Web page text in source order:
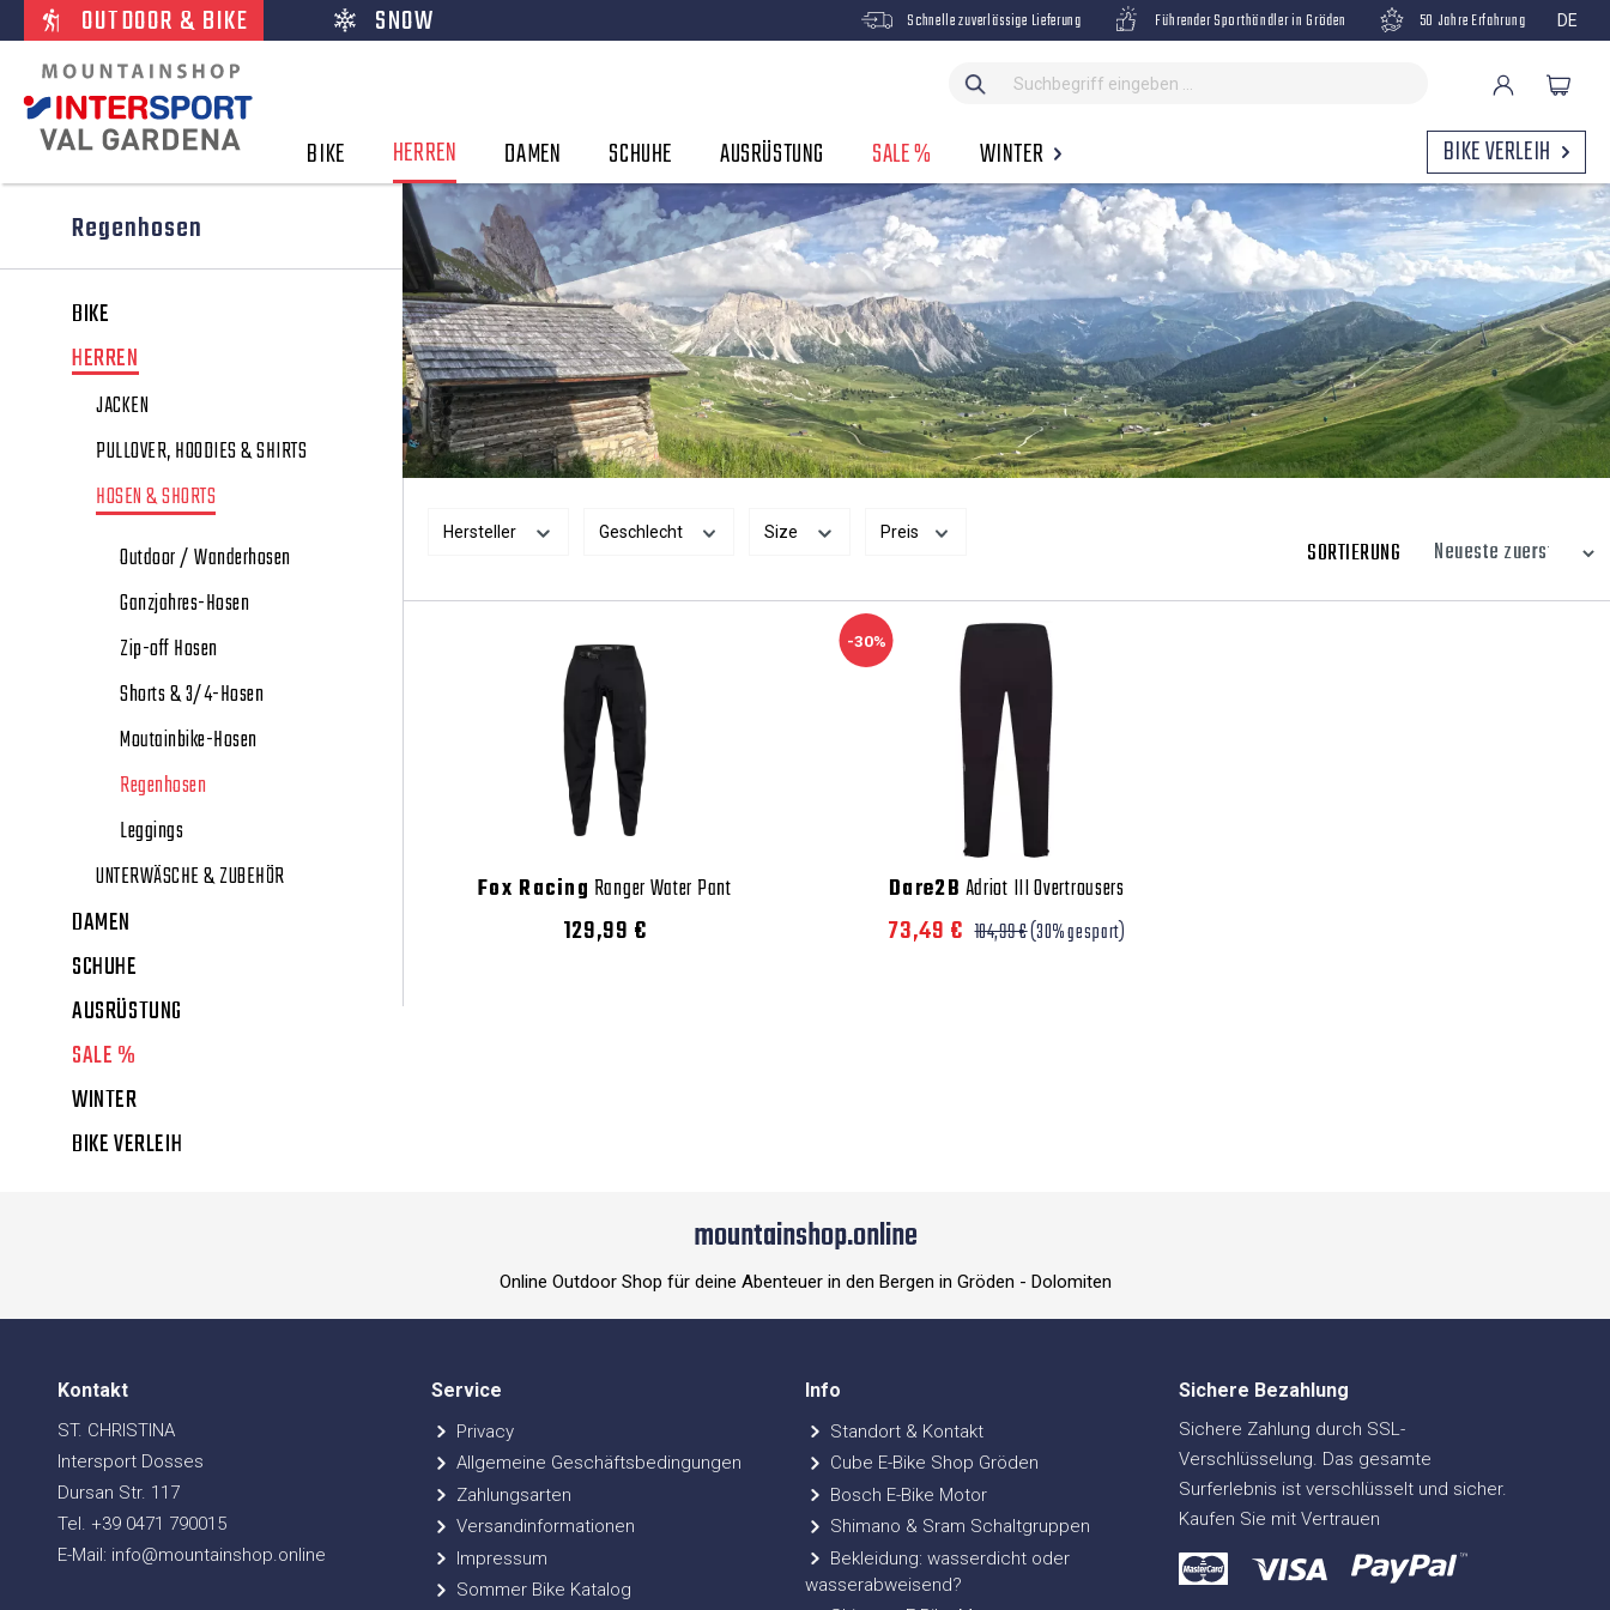
OUTDOOR & BIKE SNOW Schnelle zuverlässige Lieferung Führender Sporthändler in Gröden 50 Jahre Erfahrung DE
BIKE HERREN DAMEN SCHUHE AUSRÜSTUNG SALE % WINTER
BIKE VERLEIH
Regenhosen
BIKE
HERREN
JACKEN
PULLOVER, HOODIES & SHIRTS
HOSEN & SHORTS
Outdoor / Wanderhosen
Ganzjahres-Hosen
Zip-off Hosen
Shorts & 3/4-Hosen
Moutainbike-Hosen
Regenhosen
Leggings
UNTERWÄSCHE & ZUBEHÖR
DAMEN
SCHUHE
AUSRÜSTUNG
SALE %
WINTER
BIKE VERLEIH
Hersteller Geschlecht Size Preis
SORTIERUNG
Fox Racing Ranger Water Pant
129,99 €
-30%
Dare2B Adriot III Overtrousers
73,49 € 104,99 €(30% gespart)
mountainshop.online
Online Outdoor Shop für deine Abenteuer in den Bergen in Gröden - Dolomiten
Kontakt
ST. CHRISTINA
Intersport Dosses
Dursan Str. 117
Tel. +39 0471 790015
E-Mail: info@mountainshop.online
Service
Privacy
Allgemeine Geschäftsbedingungen
Zahlungsarten
Versandinformationen
Impressum
Sommer Bike Katalog
Info
Standort & Kontakt
Cube E-Bike Shop Gröden
Bosch E-Bike Motor
Shimano & Sram Schaltgruppen
Bekleidung: wasserdicht oder
wasserabweisend?
Sichere Bezahlung
Sichere Zahlung durch SSL-
Verschlüsselung. Das gesamte
Surferlebnis ist verschlüsselt und sicher.
Kaufen Sie mit Vertrauen